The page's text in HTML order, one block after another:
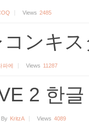
Views 2485
ンキス
파에 Views 11287
2 한
By KritzA Views 4089